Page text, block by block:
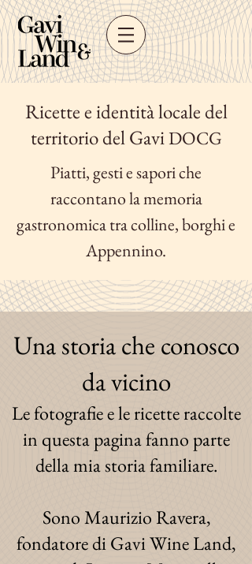
Ricette e identità locale del
territorio del GaviDOCG
Piatti, gesti e sapori che
raccontano la memoria
gastronomica tra colline, borghi e
Appennino.
Una storia che conosco
da vicino
Le fotografie e le ricette raccolte
in questa pagina fanno parte
della mia storia familiare.
Sono Maurizio Ravera,
fondatore di Gavi Wine Land,